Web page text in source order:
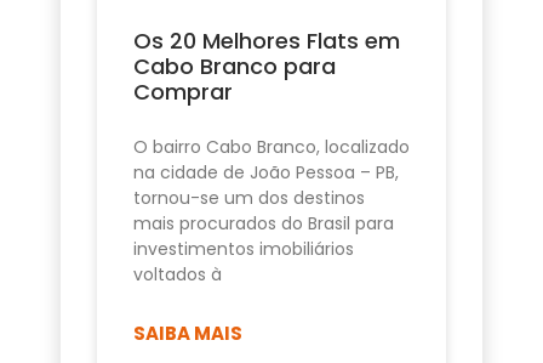
Os 20 Melhores Flats em
Cabo Branco para
Comprar
O bairro Cabo Branco, localizado
na cidade de João Pessoa – PB,
tornou-se um dos destinos
mais procurados do Brasil para
investimentos imobiliários
voltados à
SAIBA MAIS